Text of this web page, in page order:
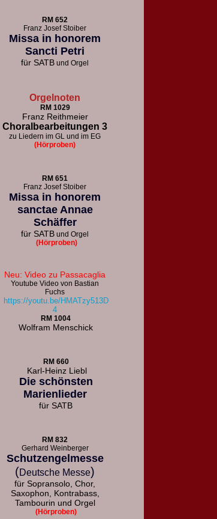
RM 652
Franz Josef Stoiber
Missa in honorem
Sancti Petri
für SATB und Orgel
Orgelnoten
RM 1029
Franz Reithmeier
Choralbearbeitungen 3
zu Liedern im GL und im EG
(Hörproben)
RM 651
Franz Josef Stoiber
Missa in honorem
sanctae Annae
Schäffer
für SATB und Orgel
(Hörproben)
Neu: Video zu Passacaglia
Youtube Video von Bastian
Fuchs
https://youtu.be/HMATzy513D
4
RM 1004
Wolfram Menschick
RM 660
Karl-Heinz Liebl
Die schönsten
Marienlieder
für SATB
RM 832
Gerhard Weinberger
Schutzengelmesse
(Deutsche Messe)
für Sopransolo, Chor,
Saxophon, Kontrabass,
Tambourin und Orgel
(Hörproben)